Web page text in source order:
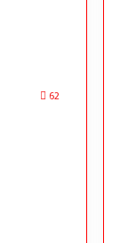
62